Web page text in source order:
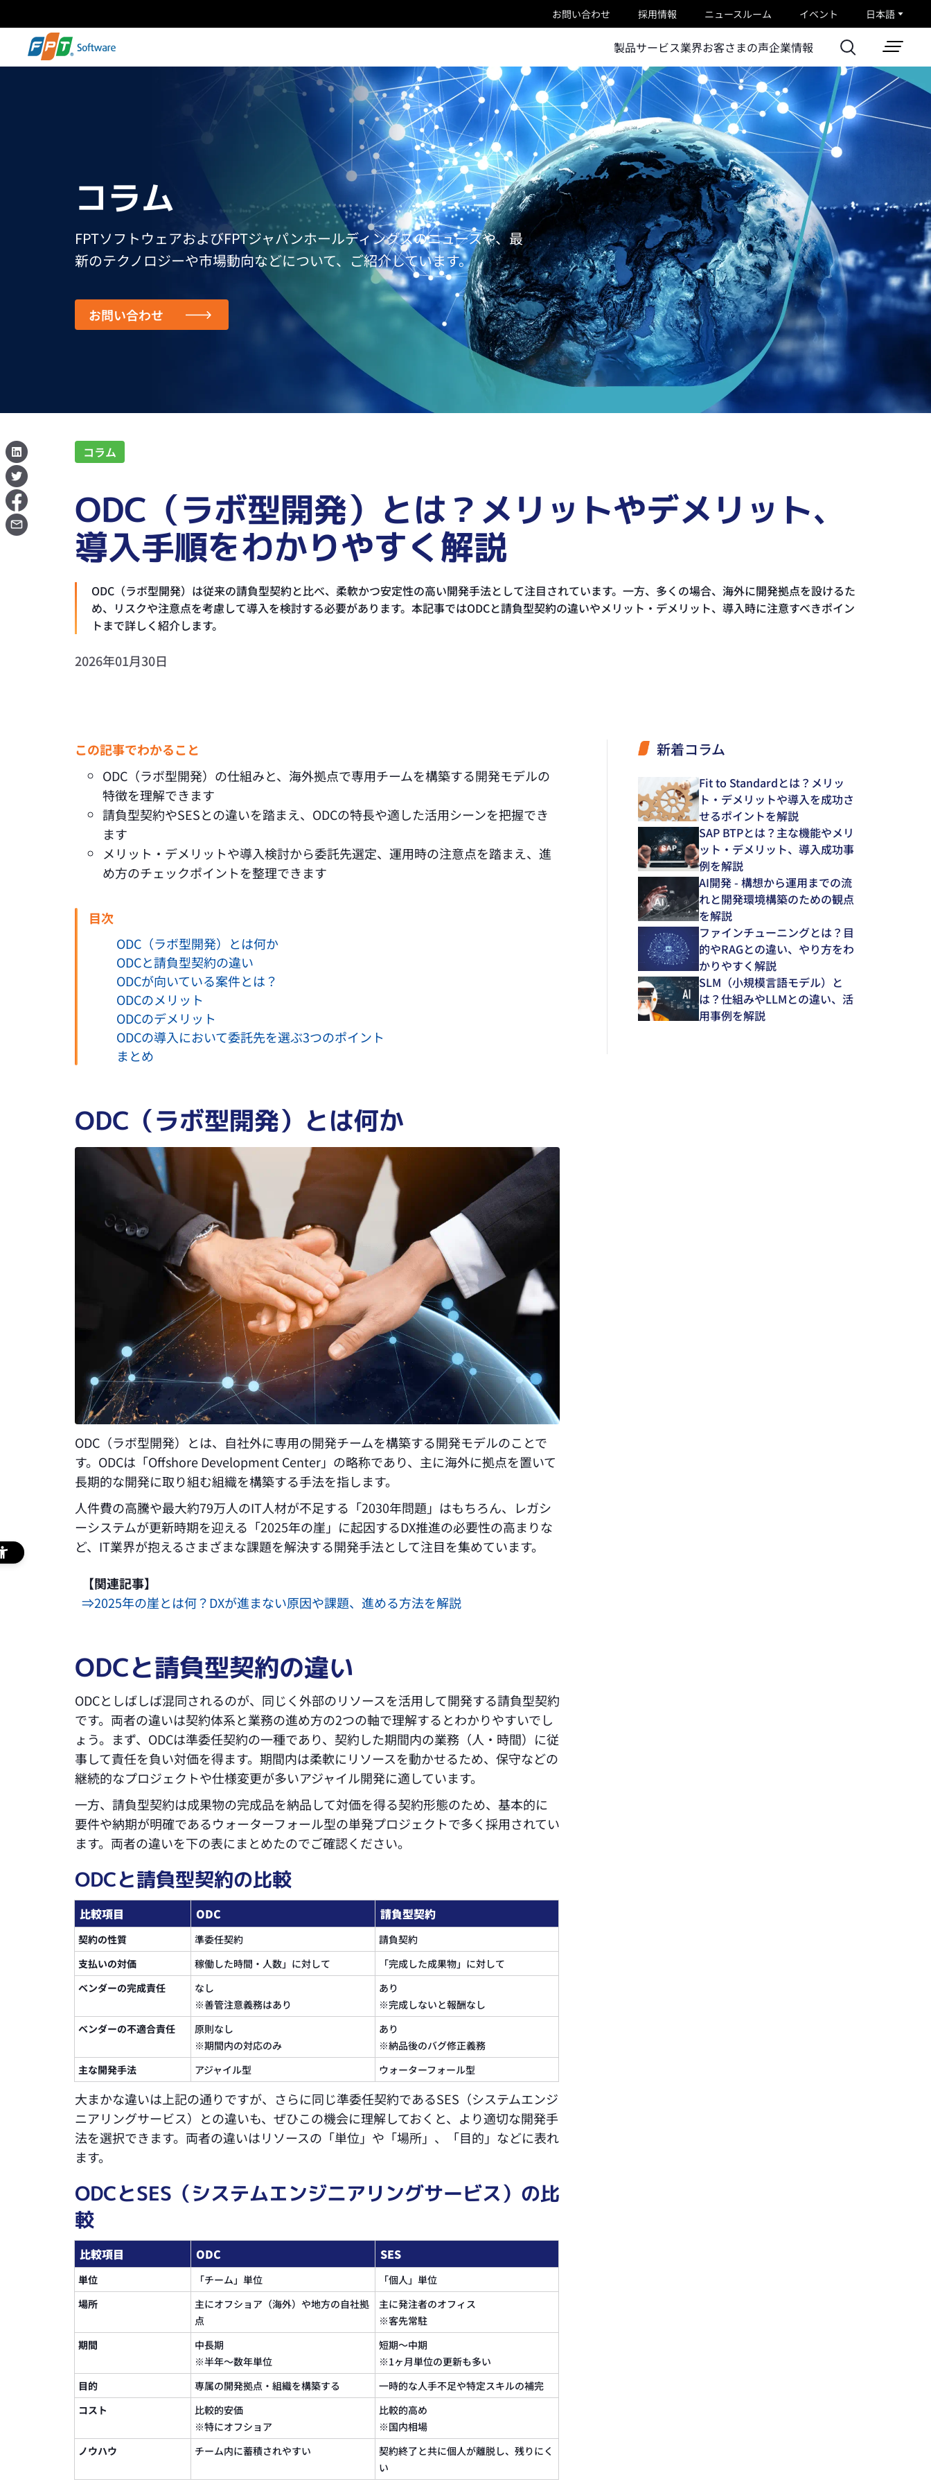
お問い合わせ 採用情報 ニュースルーム イベント 日本語
製品サービス業界お客さまの声企業情報
コラム
FPTソフトウェアおよびFPTジャパンホールディングスのニュースや、最
新のテクノロジーや市場動向などについて、ご紹介しています。
お問い合わせ
コラム
ODC（ラボ型開発）とは？メリットやデメリット、
導入手順をわかりやすく解説
ODC（ラボ型開発）は従来の請負型契約と比べ、柔軟かつ安定性の高い開発手法として注目されています。一方、多くの場合、海外に開発拠点を設けるた
め、リスクや注意点を考慮して導入を検討する必要があります。本記事ではODCと請負型契約の違いやメリット・デメリット、導入時に注意すべきポイン
トまで詳しく紹介します。
2026年01月30日
この記事でわかること
ODC（ラボ型開発）の仕組みと、海外拠点で専用チームを構築する開発モデルの
特徴を理解できます
請負型契約やSESとの違いを踏まえ、ODCの特長や適した活用シーンを把握でき
ます
メリット・デメリットや導入検討から委託先選定、運用時の注意点を踏まえ、進
め方のチェックポイントを整理できます
目次
ODC（ラボ型開発）とは何か
ODCと請負型契約の違い
ODCが向いている案件とは？
ODCのメリット
ODCのデメリット
ODCの導入において委託先を選ぶ3つのポイント
まとめ
ODC（ラボ型開発）とは何か
ODC（ラボ型開発）とは、自社外に専用の開発チームを構築する開発モデルのことで
す。ODCは「Offshore Development Center」の略称であり、主に海外に拠点を置いて
長期的な開発に取り組む組織を構築する手法を指します。
人件費の高騰や最大約79万人のIT人材が不足する「2030年問題」はもちろん、レガシ
ーシステムが更新時期を迎える「2025年の崖」に起因するDX推進の必要性の高まりな
ど、IT業界が抱えるさまざまな課題を解決する開発手法として注目を集めています。
【関連記事】
⇒2025年の崖とは何？DXが進まない原因や課題、進める方法を解説
ODCと請負型契約の違い
ODCとしばしば混同されるのが、同じく外部のリソースを活用して開発する請負型契約
です。両者の違いは契約体系と業務の進め方の2つの軸で理解するとわかりやすいでし
ょう。まず、ODCは準委任契約の一種であり、契約した期間内の業務（人・時間）に従
事して責任を負い対価を得ます。期間内は柔軟にリソースを動かせるため、保守などの
継続的なプロジェクトや仕様変更が多いアジャイル開発に適しています。
一方、請負型契約は成果物の完成品を納品して対価を得る契約形態のため、基本的に
要件や納期が明確であるウォーターフォール型の単発プロジェクトで多く採用されてい
ます。両者の違いを下の表にまとめたのでご確認ください。
ODCと請負型契約の比較
比較項目 ODC 請負型契約
契約の性質 準委任契約
請負契約
支払いの対価
稼働した時間・人数」に対して
「完成した成果物」に対して
ベンダーの完成責任
なし
※善管注意義務はあり
あり
※完成しないと報酬なし
ベンダーの不適合責任
原則なし
※期間内の対応のみ
あり
※納品後のバグ修正義務
主な開発手法
アジャイル型 ウォーターフォール型
大まかな違いは上記の通りですが、さらに同じ準委任契約であるSES（システムエンジ
ニアリングサービス）との違いも、ぜひこの機会に理解しておくと、より適切な開発手
法を選択できます。両者の違いはリソースの「単位」や「場所」、「目的」などに表れ
ます。
ODCとSES（システムエンジニアリングサービス）の比
較
比較項目 ODC SES
単位 「チーム」単位
「個人」単位
場所
主にオフショア（海外）や地方の自社拠
点
主に発注者のオフィス
※客先常駐
期間
中長期
※半年〜数年単位
短期〜中期
※1ヶ月単位の更新も多い
目的
専属の開発拠点・組織を構築する
一時的な人手不足や特定スキルの補完
コスト
比較的安価
※特にオフショア
比較的高め
※国内相場
ノウハウ
チーム内に蓄積されやすい
契約終了と共に個人が離脱し、残りにく
い
新着コラム
Fit to Standardとは？メリッ
ト・デメリットや導入を成功さ
せるポイントを解説
SAP BTPとは？主な機能やメリ
ット・デメリット、導入成功事
例を解説
AI開発 - 構想から運用までの流
れと開発環境構築のための観点
を解説
ファインチューニングとは？目
的やRAGとの違い、やり方をわ
かりやすく解説
SLM（小規模言語モデル）と
は？仕組みやLLMとの違い、活
用事例を解説